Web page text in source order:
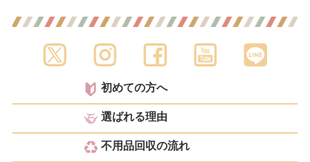
初めての方へ
選ばれる理由
不用品回収の流れ